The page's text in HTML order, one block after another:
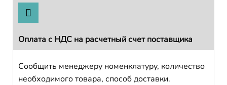
Оплата с НДС на расчетный счет поставщика
Сообщить менеджеру номенклатуру, количество
необходимого товара, способ доставки.